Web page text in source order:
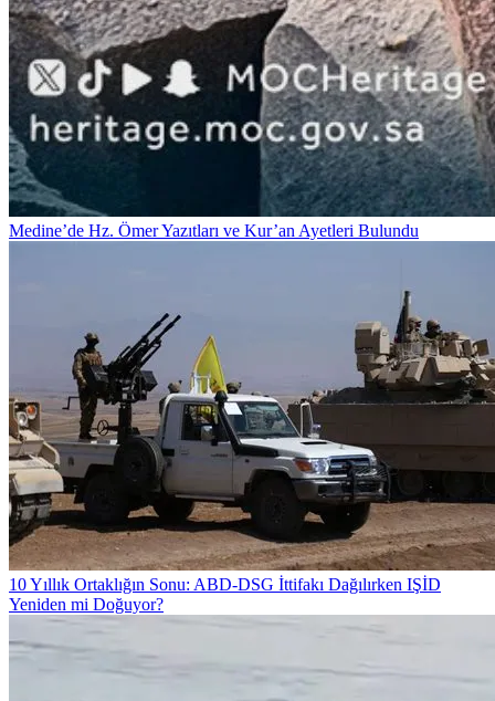
Medine’de Hz. Ömer Yazıtları ve Kur’an Ayetleri Bulundu
10 Yıllık Ortaklığın Sonu: ABD-DSG İttifakı Dağılırken IŞİD
Yeniden mi Doğuyor?